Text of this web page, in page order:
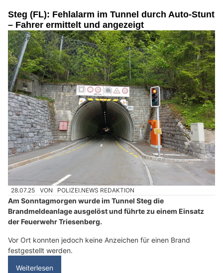
Steg (FL): Fehlalarm im Tunnel durch Auto-Stunt
– Fahrer ermittelt und angezeigt
28.07.25 VON POLIZEI.NEWS REDAKTION
Am Sonntagmorgen wurde im Tunnel Steg die
Brandmeldeanlage ausgelöst und führte zu einem Einsatz
der Feuerwehr Triesenberg.
Vor Ort konnten jedoch keine Anzeichen für einen Brand
festgestellt werden.
Weiterlesen